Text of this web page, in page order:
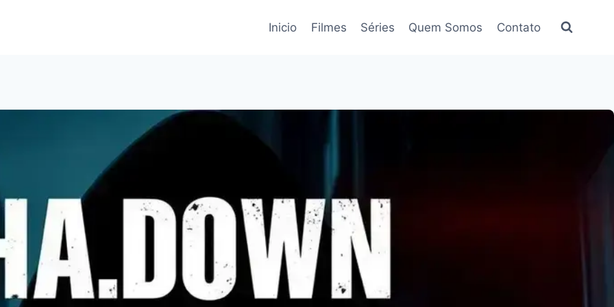
Inicio Filmes Séries Quem Somos Contato